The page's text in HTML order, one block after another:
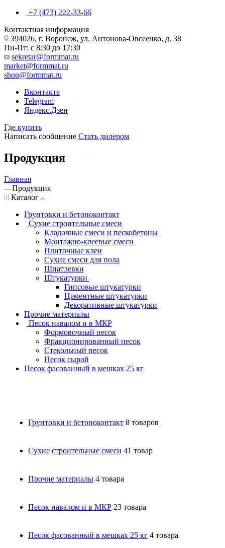
+7 (473) 222-33-66
Контактная информация
394026, г. Воронеж, ул. Антонова-Овсеенко, д. 38
Пн-Пт: с 8:30 до 17:30
sekretar@formmat.ru
market@formmat.ru
shop@formmat.ru
Вконтакте
Telegram
Яндекс.Дзен
Где купить
Написать сообщение Стать дилером
Продукция
Главная
—Продукция
Каталог
Грунтовки и бетоноконтакт
Сухие строительные смеси
Кладочные смеси и пескобетоны
Монтажно-клеевые смеси
Плиточные клеи
Сухие смеси для пола
Шпатлевки
Штукатурки
Гипсовые штукатурки
Цементные штукатурки
Декоративные штукатурки
Прочие материалы
Песок навалом и в МКР
Формовочный песок
Фракционированный песок
Стекольный песок
Песок сырой
Песок фасованный в мешках 25 кг
Грунтовки и бетоноконтакт 8 товаров
Сухие строительные смеси 41 товар
Прочие материалы 4 товара
Песок навалом и в МКР 23 товара
Песок фасованный в мешках 25 кг 4 товара